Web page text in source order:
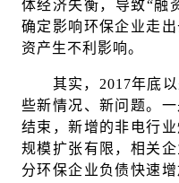
体经济失衡，导致“融
确定影响环保企业走
资产生不利影响。
其实，2017年底
些新情况、新问题。
结束，新增的非电行
规模扩张有限，相关
分环保企业负债快速